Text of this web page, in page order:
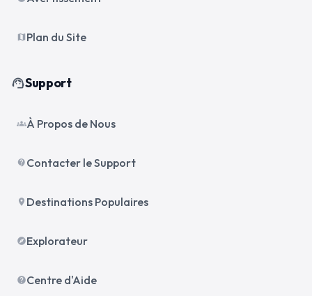
map Plan du Site
support_agentSupport
groupsÀ Propos de Nous
contact_support Contacter le Support
place Destinations Populaires
exploreExplorateur
helpCentre d'Aide